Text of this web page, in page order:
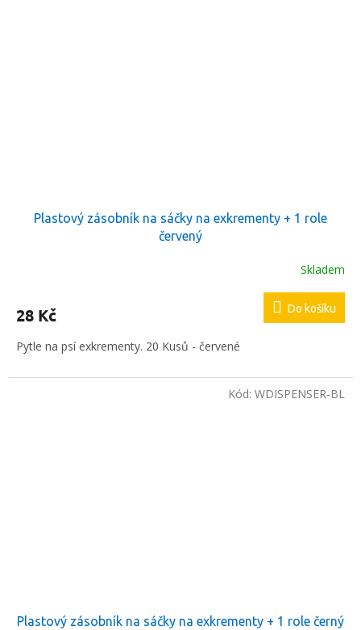
Plastový zásobník na sáčky na exkrementy + 1 role
červený
Skladem
28 Kč Do košíku
Pytle na psí exkrementy. 20 Kusů - červené
Plastový zásobník na sáčky na exkrementy + 1 role černý
Kód: WDISPENSER-BL